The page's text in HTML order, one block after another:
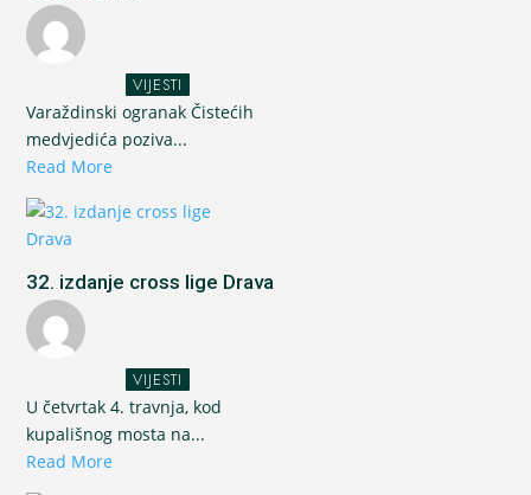
VIJESTI
Varaždinski ogranak Čistećih
medvjedića poziva...
Read More
32. izdanje cross lige Drava
VIJESTI
U četvrtak 4. travnja, kod
kupališnog mosta na...
Read More